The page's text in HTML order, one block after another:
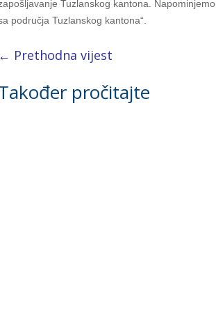
Tuzlanskog kantona.
područja Tuzlanskog kantona“.
← Prethodna vijest
pročitajte